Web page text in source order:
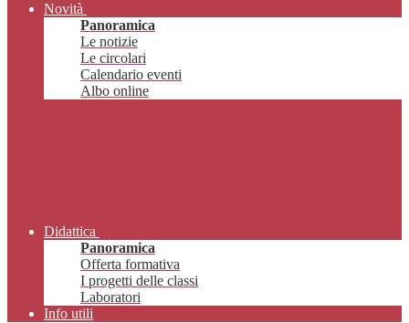
Novità
Panoramica
Le notizie
Le circolari
Calendario eventi
Albo online
Didattica
Panoramica
Offerta formativa
I progetti delle classi
Laboratori
Info utili